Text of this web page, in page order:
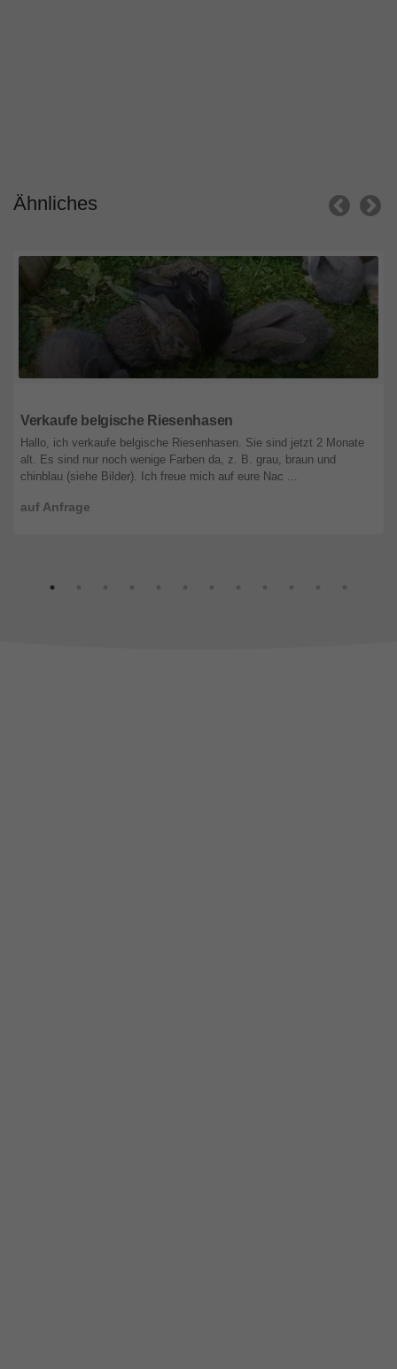
Ähnliches
Verkaufe belgische Riesenhasen
auf Anfrage
Hallo, ich verkaufe belgische Riesenhasen. Sie sind jetzt 2 Monate
alt. Es sind nur noch wenige Farben da, z. B. grau, braun und
chinblau (siehe Bilder). Ich freue mich auf eure Nac ...